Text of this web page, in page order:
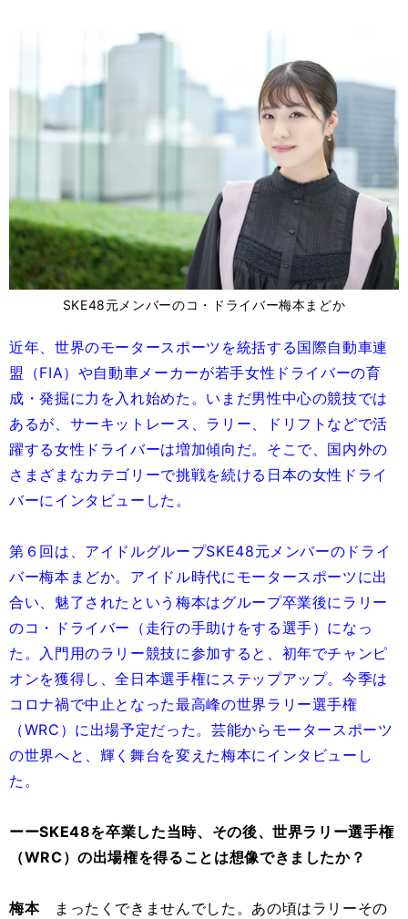
SKE48元メンバーのコ・ドライバー梅本まどか
近年、世界のモータースポーツを統括する国際自動車連
盟（FIA）や自動車メーカーが若手女性ドライバーの育
成・発掘に力を入れ始めた。いまだ男性中心の競技では
あるが、サーキットレース、ラリー、ドリフトなどで活
躍する女性ドライバーは増加傾向だ。そこで、国内外の
さまざまなカテゴリーで挑戦を続ける日本の女性ドライ
バーにインタビューした。
第６回は、アイドルグループSKE48元メンバーのドライ
バー梅本まどか。アイドル時代にモータースポーツに出
合い、魅了されたという梅本はグループ卒業後にラリー
のコ・ドライバー（走行の手助けをする選手）になっ
た。入門用のラリー競技に参加すると、初年でチャンピ
オンを獲得し、全日本選手権にステップアップ。今季は
コロナ禍で中止となった最高峰の世界ラリー選手権
（WRC）に出場予定だった。芸能からモータースポーツ
の世界へと、輝く舞台を変えた梅本にインタビューし
た。
ーーSKE48を卒業した当時、その後、世界ラリー選手権
（WRC）の出場権を得ることは想像できましたか？
梅本まったくできませんでした。あの頃はラリーその